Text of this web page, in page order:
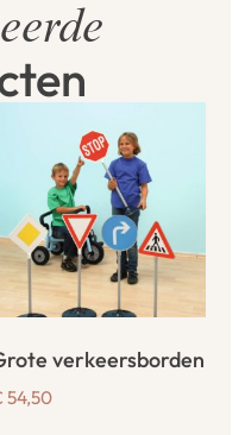
verkeersborden
54,50